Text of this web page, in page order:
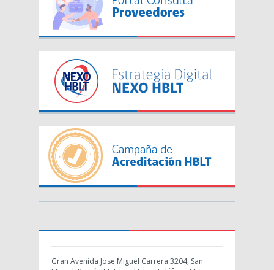
Gran Avenida Jose Miguel Carrera 3204, San